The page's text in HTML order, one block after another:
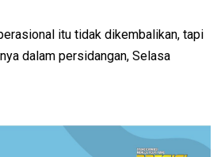
itu tidak dikembalikan, tapi
dalam persidangan, Selasa